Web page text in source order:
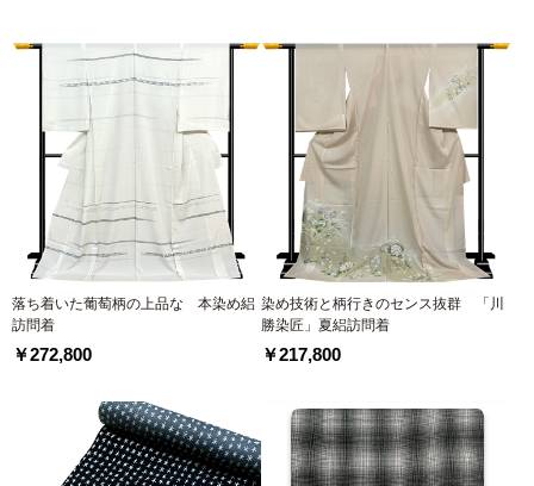
落ち着いた葡萄柄の上品な 本染め絽
訪問着
￥272,800
染め技術と柄行きのセンス抜群 「川
勝染匠」夏絽訪問着
￥217,800